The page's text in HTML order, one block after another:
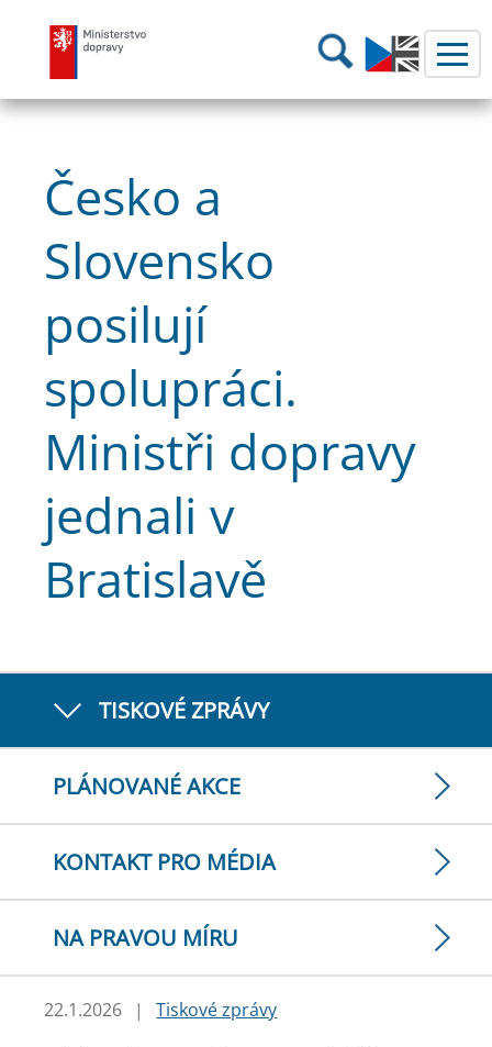
Ministerstvo dopravy Hledání
Česko a
Slovensko
posilují
spolupráci.
Ministři dopravy
jednali v
Bratislavě
TISKOVÉ ZPRÁVY
PLÁNOVANÉ AKCE
KONTAKT PRO MÉDIA
NA PRAVOU MÍRU
22.1.2026 | Tiskové zprávy